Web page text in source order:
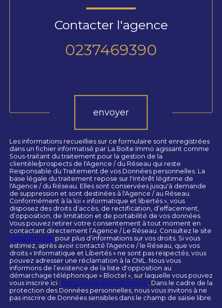
Contacter l'agence
0237469390
envoyer
Les informations recueillies sur ce formulaire sont enregistrées
dans un fichier informatisé par La Boite Immo agissant comme
Sous-traitant du traitement pour la gestion de la
clientèle/prospects de l'Agence / du Réseau qui reste
Responsable du Traitement de vos Données personnelles. La
base légale du traitement repose sur l'intérêt légitime de
l'Agence / du Réseau. Elles sont conservées jusqu'à demande
de suppression et sont destinées à l'Agence / au Réseau.
Conformément à la loi « informatique et libertés », vous
disposez des droits d’accès, de rectification, d’effacement,
d’opposition, de limitation et de portabilité de vos données.
Vous pouvez retirer votre consentement à tout moment en
contactant directement l’Agence / Le Réseau. Consultez le site
https://cnil.fr/fr pour plus d’informations sur vos droits. Si vous
estimez, après avoir contacté l'Agence / le Réseau, que vos
droits « Informatique et Libertés » ne sont pas respectés, vous
pouvez adresser une réclamation à la CNIL. Nous vous
informons de l’existence de la liste d'opposition au
démarchage téléphonique « Bloctel », sur laquelle vous pouvez
vous inscrire ici : https://www.bloctel.gouv.fr . Dans le cadre de la
protection des Données personnelles, nous vous invitons à ne
pas inscrire de Données sensibles dans le champ de saisie libre.